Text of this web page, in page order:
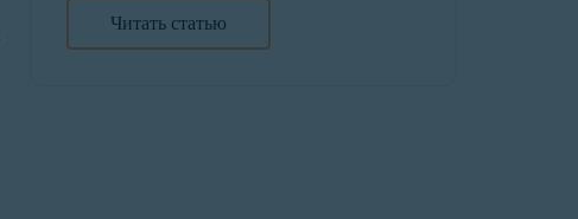
Читать статью